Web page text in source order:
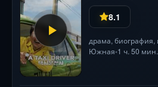
8.1
драма, биография,
Южная•1 ч. 50 мин.